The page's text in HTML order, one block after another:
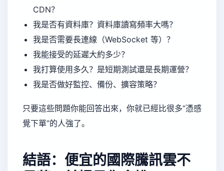
CDN？
我是否有資料庫？資料庫讀寫頻率大嗎？
我是否需要長連線（WebSocket 等）？
我能接受的延遲大約多少？
我打算使用多久？是短期測試還是長期運營？
我是否做好監控、備份、擴容策略？
只要這些問題你能回答出來，你就已經比很多“憑感
覺下單”的人強了。
結語：便宜的國際騰訊雲不